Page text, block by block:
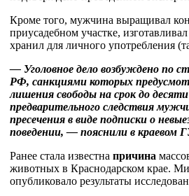
Кроме того, мужчина выращивал
приусадебном участке,
хранил для личного употребления
— Уголовное дело возбуждено по
РФ, санкциями которых
лишения свободы на срок до
предварительного следствия
пресечения в виде подписки о
поведении, — пояснили в
Ранее стала известна причина
животных в Краснодарском крае.
опубликовало результаты